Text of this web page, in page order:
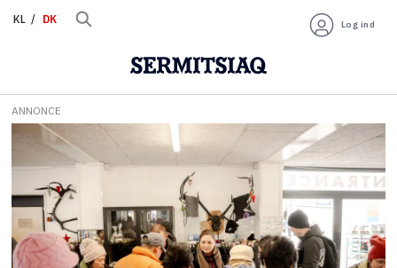
KL DK Log ind
Tag:
smykkesten
ANNONCE